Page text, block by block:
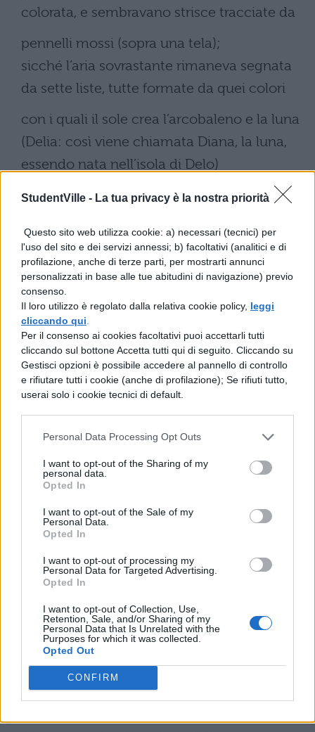
StudentVille - La tua privacy è la nostra priorità
Questo sito web utilizza cookie: a) necessari (tecnici) per
l'uso del sito e dei servizi annessi; b) facoltativi (analitici e di
profilazione, anche di terze parti, per mostrarti annunci
personalizzati in base alle tue abitudini di navigazione) previo
consenso.
Il loro utilizzo è regolato dalla relativa cookie policy, leggi
cliccando qui
Per il consenso ai cookies facoltativi puoi accettarli tutti
cliccando sul bottone Accetta tutti qui di seguito. Cliccando su
Gestisci opzioni è possibile accedere al pannello di controllo
e rifiutare tutti i cookie (anche di profilazione); Se rifiuti tutto,
userai solo i cookie tecnici di default.
Personal Data Processing Opt Outs
I want to opt-out of the Sharing of my
personal data.
Opted In
I want to opt-out of the Sale of my
Personal Data.
Opted In
I want to opt-out of processing my
Personal Data for Targeted Advertising.
Opted In
I want to opt-out of Collection, Use,
Retention, Sale, and/or Sharing of my
Personal Data that Is Unrelated with the
Purposes for which it was collected.
Opted Out
CONFIRM
colorata, e sembravano strisce tracciate da
pennelli mossi (sopra una tela);
sicché l’aria sovrastante rimaneva segnata
da sette liste, tutte formate da quei colori
con i quali il sole crea l’arcobaleno e la luna
(Delia: così viene chiamata Diana, la luna,
essendo nata nell’isola di Delo)
il suo alone.
luminose) si stendevano indietro oltre
quanto poteva giungere la mia
vista; e, a mio avviso, i due stendardi esterni
distavano l’uno dall’altro dieci passi.
Sotto un cielo cosi bello come io
lo descrivo, procedevano ventiquattro
seniori, a due a due, coronati di gigli.
Tutti cantavano: «Benedetta tu tra le figlie
di Adamo, e benedette siano in eterno le
tue bellezze! »
Dopo che lo spazio fiorito e pieno di tenere
erbette sull’altra
sponda di fronte a me fu lasciato libero da
quelle elette persone (che erano andate
innanzi),
così come nella rotazione
celeste una costellazione segue un’altra,
dietro di loro sopraggiunsero quattro
animali, ciascuno dei quali era coronato di
verdi fronde.